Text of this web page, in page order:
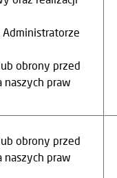
obrony przed
naszych praw
obrony przed
naszych praw